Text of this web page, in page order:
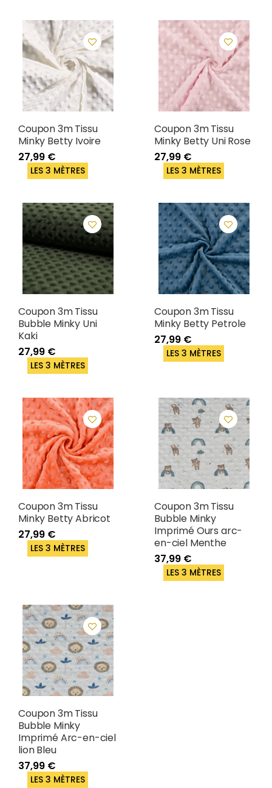
Coupon 3m Tissu
Minky Betty Ivoire
27,99 €
LES 3 MÈTRES
Coupon 3m Tissu
Minky Betty Uni Rose
27,99 €
LES 3 MÈTRES
Coupon 3m Tissu
Bubble Minky Uni
Kaki
27,99 €
LES 3 MÈTRES
Coupon 3m Tissu
Minky Betty Petrole
27,99 €
LES 3 MÈTRES
Coupon 3m Tissu
Minky Betty Abricot
27,99 €
LES 3 MÈTRES
Coupon 3m Tissu
Bubble Minky
Imprimé Ours arc-
en-ciel Menthe
37,99 €
LES 3 MÈTRES
Coupon 3m Tissu
Bubble Minky
Imprimé Arc-en-ciel
lion Bleu
37,99 €
LES 3 MÈTRES